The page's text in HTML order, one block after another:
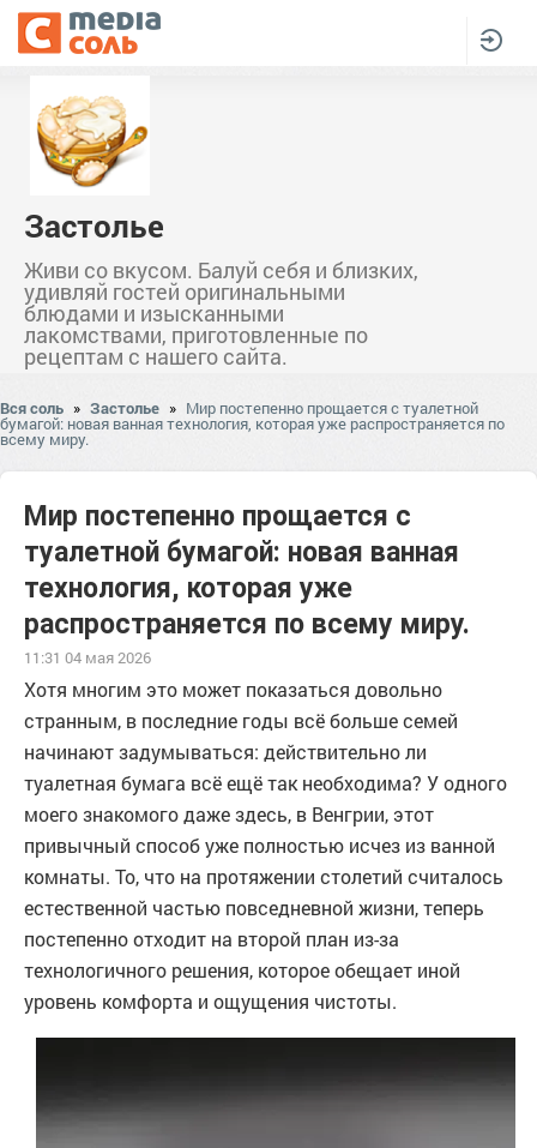
Застолье
Живи со вкусом. Балуй себя и близких,
удивляй гостей оригинальными
блюдами и изысканными
лакомствами, приготовленные по
рецептам с нашего сайта.
Вся соль » Застолье » Мир постепенно прощается с туалетной
бумагой: новая ванная технология, которая уже распространяется по
всему миру.
Мир постепенно прощается с
туалетной бумагой: новая ванная
технология, которая уже
распространяется по всему миру.
11:31 04 мая 2026
Хотя многим это может показаться довольно
странным, в последние годы всё больше семей
начинают задумываться: действительно ли
туалетная бумага всё ещё так необходима? У одного
моего знакомого даже здесь, в Венгрии, этот
привычный способ уже полностью исчез из ванной
комнаты. То, что на протяжении столетий считалось
естественной частью повседневной жизни, теперь
постепенно отходит на второй план из-за
технологичного решения, которое обещает иной
уровень комфорта и ощущения чистоты.